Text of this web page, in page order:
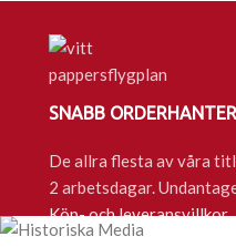
SNABB
De allra flesta av våra
2 arbetsdagar.
Köp- och leveransvillkor